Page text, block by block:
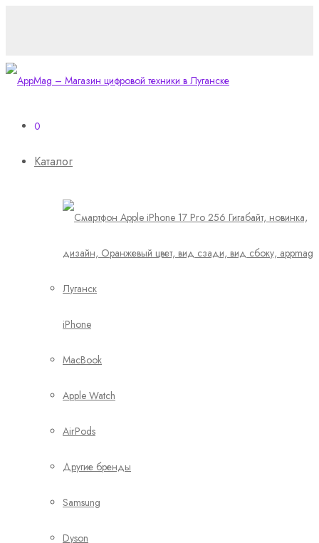
0
Каталог
iPhone
MacBook
Apple Watch
AirPods
Другие бренды
Samsung
Dyson